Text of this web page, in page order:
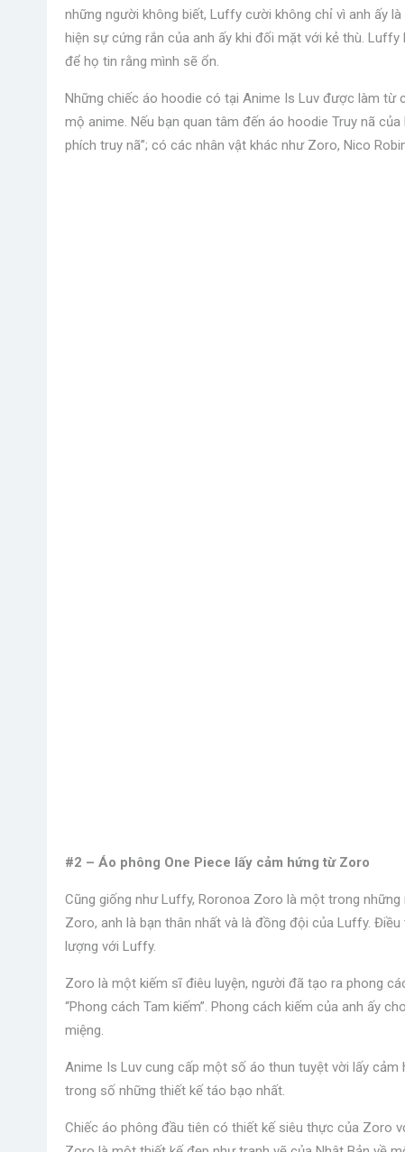
những người không biết, Luffy cười không chỉ vì anh ấy
hiện sự cứng rắn của anh ấy khi đối mặt với kẻ thù.
để họ tin rằng mình sẽ ổn.
Những chiếc áo hoodie có tại Anime Is Luv được làm
mộ anime. Nếu bạn quan tâm đến áo hoodie Truy nã
phích truy nã”; có các nhân vật khác như Zoro, Nico
#2 – Áo phông One Piece lấy cảm hứng từ Zoro
Cũng giống như Luffy, Roronoa Zoro là một trong
Zoro, anh là bạn thân nhất và là đồng đội của Luffy.
lượng với Luffy.
Zoro là một kiếm sĩ điêu luyện, người đã tạo ra phong
“Phong cách Tam kiếm”. Phong cách kiếm của anh ấy
miệng.
Anime Is Luv cung cấp một số áo thun tuyệt vời lấy
trong số những thiết kế táo bạo nhất.
Chiếc áo phông đầu tiên có thiết kế siêu thực của Zoro